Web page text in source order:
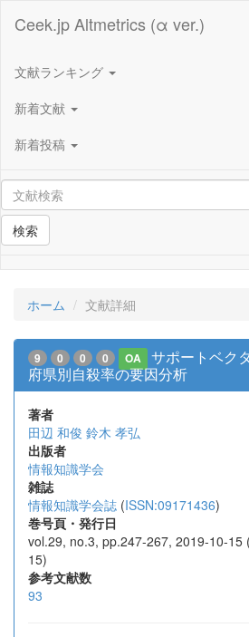
Ceek.jp Altmetrics (α ver.)
文献ランキング
新着文献
新着投稿
検索
ホーム 文献詳細
9 0 0 0 OA
サポートベク
府県別自殺率の要因分析
著者
田辺 和俊 鈴木 孝弘
出版者
情報知識学会
雑誌
情報知識学会誌 (ISSN:09171436)
巻号頁・発行日
vol.29, no.3, pp.247-267, 2019-10-15
15)
参考文献数
93